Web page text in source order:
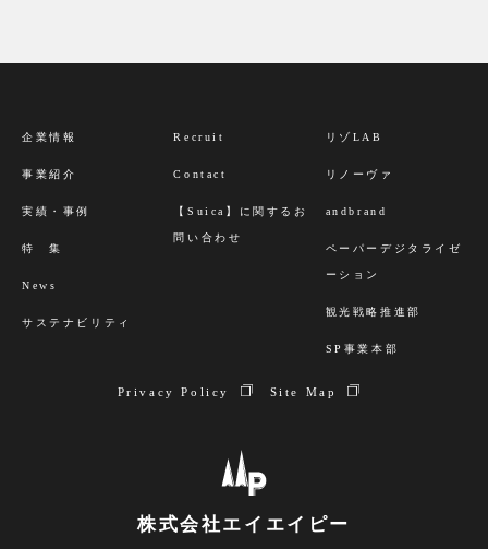
株式会社エイエイピー
企業情報
事業紹介
実績・事例
特 集
News
サステナビリティ
Recruit
Contact
【Suica】に関するお
問い合わせ
リゾLAB
リノーヴァ
andbrand
ペーパーデジタライゼ
ーション
観光戦略推進部
SP事業本部
Privacy Policy Site Map